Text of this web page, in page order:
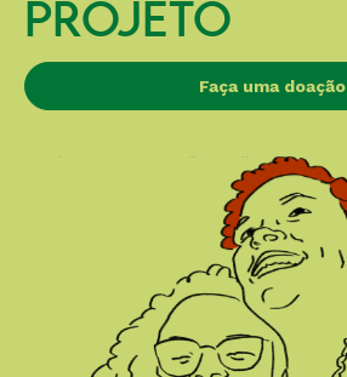
PROJETO
Faça uma doação